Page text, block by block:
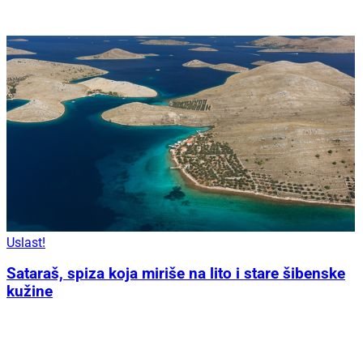
Uslast!
Sataraš, spiza koja miriše na lito i stare šibenske
kužine